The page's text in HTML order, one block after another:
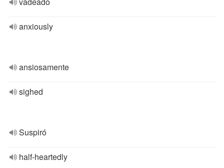
anxiously
ansiosamente
sighed
Suspiró
half-heartedly